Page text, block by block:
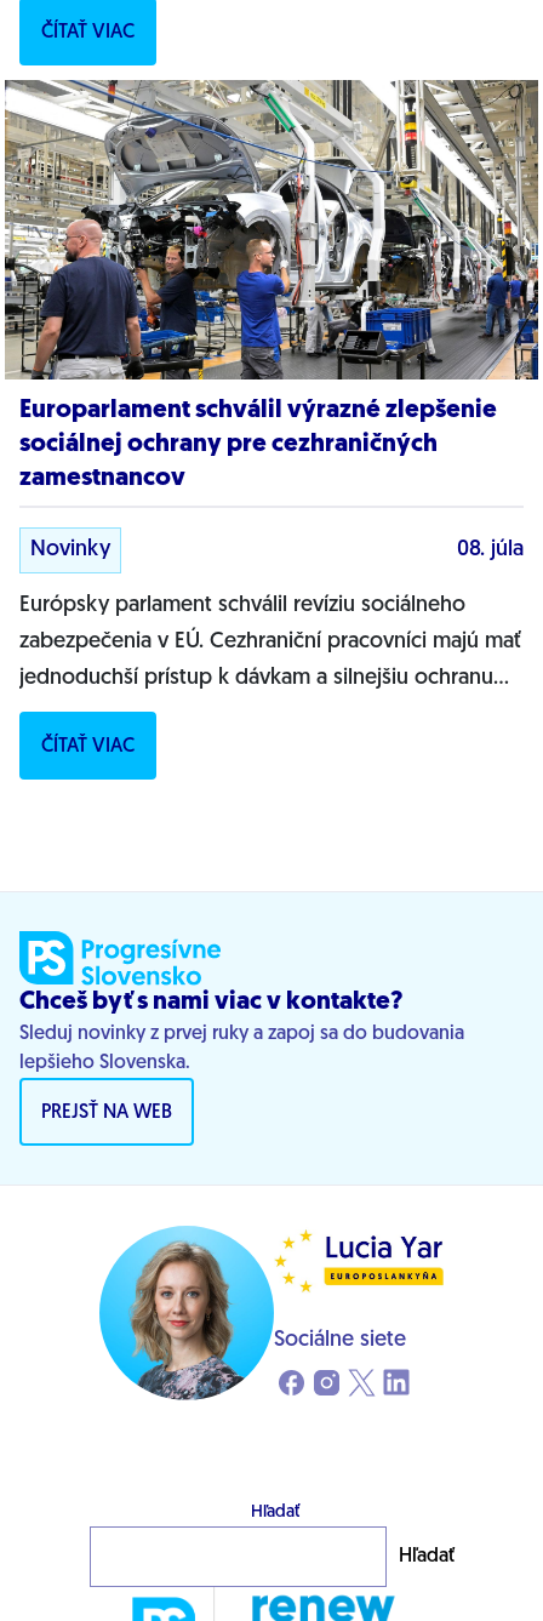
ČÍTAŤ VIAC
Europarlament schválil výrazné zlepšenie
sociálnej ochrany pre cezhraničných
zamestnancov
Novinky 08. júla
Európsky parlament schválil revíziu sociálneho
zabezpečenia v EÚ. Cezhraniční pracovníci majú mať
jednoduchší prístup k dávkam a silnejšiu ochranu
práv.Európsky parlament (EP) v...
ČÍTAŤ VIAC
Chceš byť s nami viac v kontakte?
Sleduj novinky z prvej ruky a zapoj sa do budovania
lepšieho Slovenska.
PREJSŤ NA WEB
Sociálne siete
Hľadať
Hľadať